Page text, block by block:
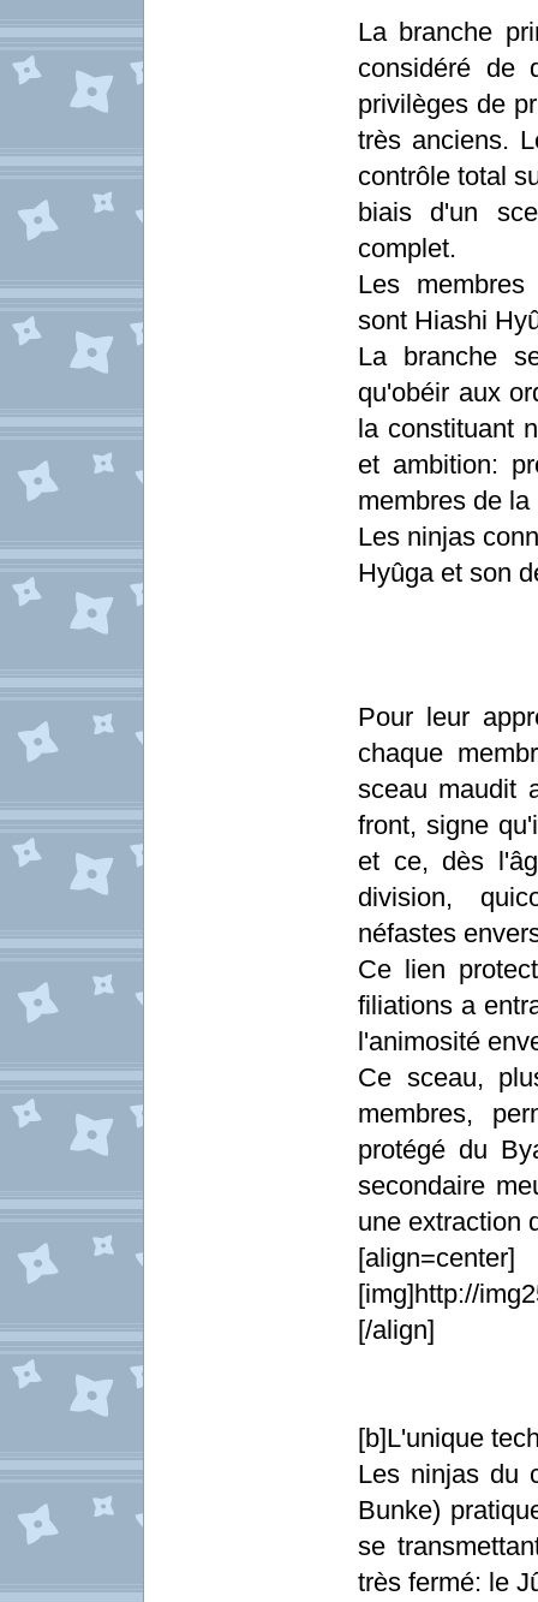
La branche
considéré de
privilèges de
très anciens.
contrôle total
biais d'un
complet.
Les
sont Hiashi
La branche
qu'obéir aux
la constituant
et ambition:
membres de
Les ninjas
Hyûga et son
Pour leur
chaque
sceau maudit
front, signe
et ce, dès
division,
néfastes
Ce lien
filiations a
l'animosité
Ce sceau,
membres,
protégé du
secondaire
une extraction
[align=center]
[img]http://
[/align]
[b]L'unique
Les ninjas du
Bunke)
se
très fermé: le